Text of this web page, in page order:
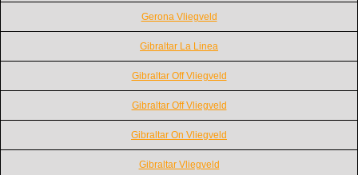
Gerona Vliegveld
Gibraltar La Linea
Gibraltar Off Vliegveld
Gibraltar Off Vliegveld
Gibraltar On Vliegveld
Gibraltar Vliegveld